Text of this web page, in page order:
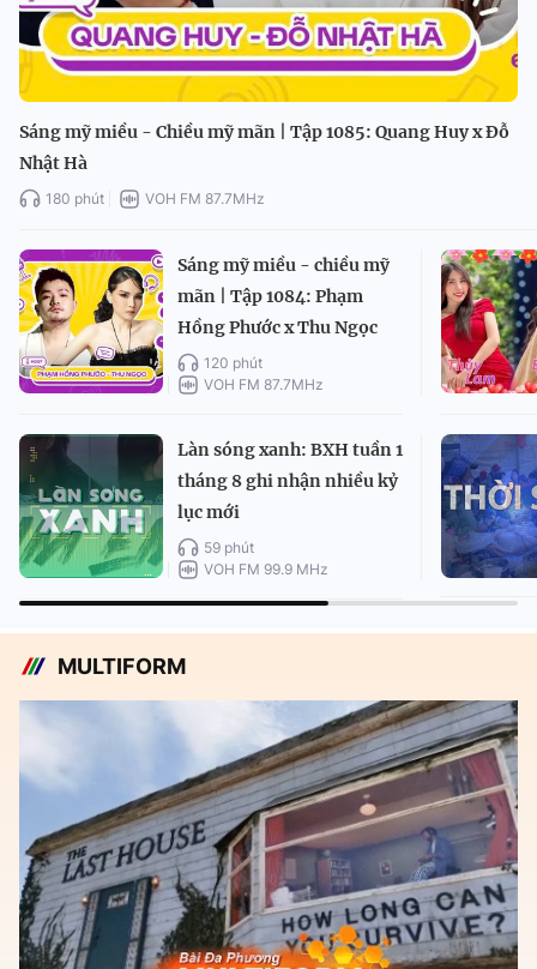
Sáng mỹ miều - Chiều mỹ mãn | Tập 1085: Quang Huy x Đỗ
Nhật Hà
180 phút VOH FM 87.7MHz
Sáng mỹ miều - chiều mỹ
mãn | Tập 1084: Phạm
Hồng Phước x Thu Ngọc
120 phút
VOH FM 87.7MHz
Làn sóng xanh: BXH tuần 1
tháng 8 ghi nhận nhiều kỷ
lục mới
59 phút
VOH FM 99.9 MHz
MULTIFORM